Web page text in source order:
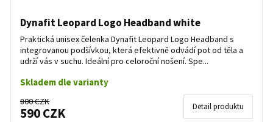
Dynafit Leopard Logo Headband white
Praktická unisex čelenka Dynafit Leopard Logo Headband s
integrovanou podšívkou, která efektivně odvádí pot od těla a
udrží vás v suchu. Ideální pro celoroční nošení. Spe...
Skladem dle varianty
800 CZK
590 CZK Detail produktu